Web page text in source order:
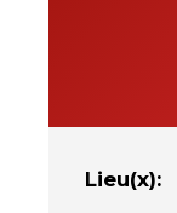
Lieu(x):